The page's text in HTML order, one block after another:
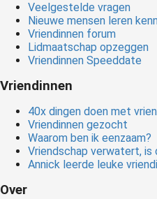
Veelgestelde vragen
Nieuwe mensen leren
Vriendinnen forum
Lidmaatschap opzeggen
Vriendinnen Speeddate
Vriendinnen
40x dingen doen met
Vriendinnen gezocht
Waarom ben ik eenzaam?
Vriendschap verwatert, is
Annick leerde leuke
Over